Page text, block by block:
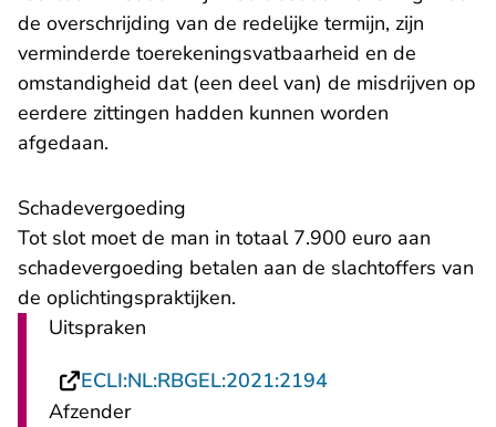
de overschrijding van de redelijke termijn, zijn
verminderde toerekeningsvatbaarheid en de
omstandigheid dat (een deel van) de misdrijven op
eerdere zittingen hadden kunnen worden
afgedaan.
​Schadevergoeding
Tot slot moet de man in totaal 7.900 euro aan
schadevergoeding betalen aan de slachtoffers van
de oplichtingspraktijken.
Uitspraken
ECLI:NL:RBGEL:2021:2194- U verlaat
Afzender